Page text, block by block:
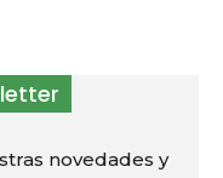
novedades y